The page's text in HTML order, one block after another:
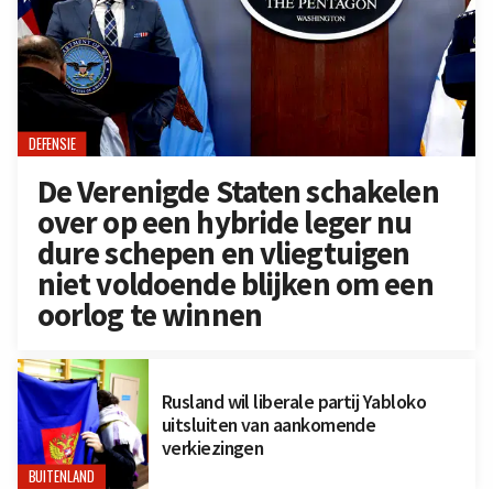
DEFENSIE
De Verenigde Staten schakelen
over op een hybride leger nu
dure schepen en vliegtuigen
niet voldoende blijken om een
oorlog te winnen
BUITENLAND
Rusland wil liberale partij Yabloko
uitsluiten van aankomende
verkiezingen